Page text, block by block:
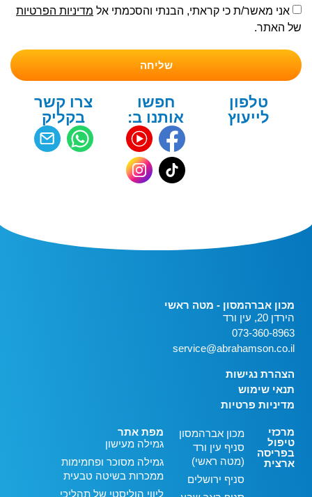
אני מאשר/ת כי קראתי, הבנתי והסכמתי אל מדיניות הפרטיות
של האתר.
שליחה
טלפון
לייעוץ
חפשו
אותנו ב:
צרו קשר
בקליק
מכון אברהמסון - מטה ראשי
הירדן 20, עין ורד
073-360-8963
service@abrahamson.co.il
הצהרת נגישות
תנאי שימוש
מדיניות פרטיות
מרכזי
טיפול
בפריסה
ארצית
מכון אברהמסון
סניף עין ורד
(מטה ראשי)
סניף ירושלים
מפת אתר
גמילה מעישון
גמילה מסוכר ופחמימות
ממכרות בשיטה טבעית
ליווי הוליסטי של תהליכי